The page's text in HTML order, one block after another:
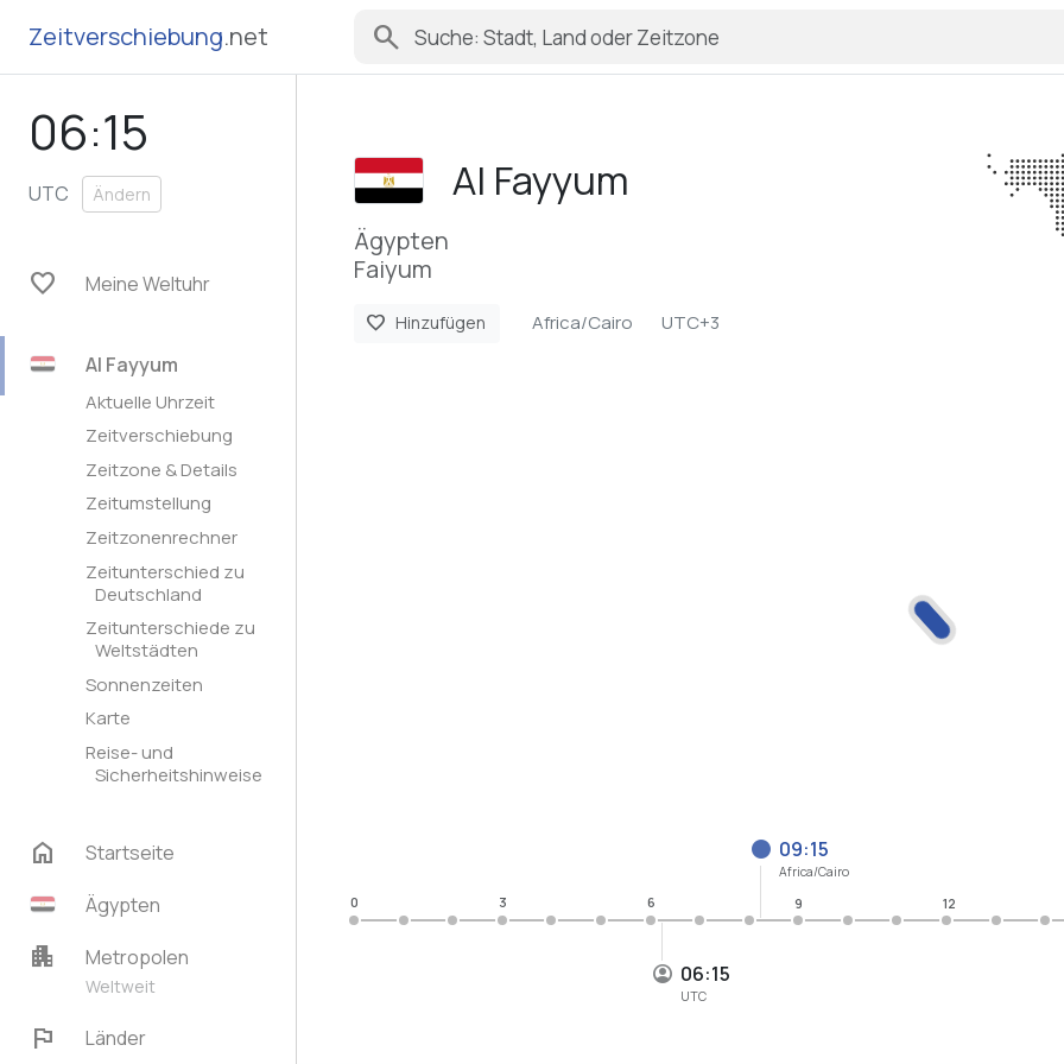
Zeitverschiebung.net search
06:15
UTC Ändern
favorite Meine Weltuhr
Al Fayyum
Aktuelle Uhrzeit
Zeitverschiebung
Zeitzone & Details
Zeitumstellung
Zeitzonenrechner
Zeitunterschied zu
Deutschland
Zeitunterschiede zu
Weltstädten
Sonnenzeiten
Karte
Reise- und
Sicherheitshinweise
home
Startseite
Ägypten
apartment Metropolen
Weltweit
flag Länder
Al Fayyum
Ägypten
Faiyum
favorite Hinzufügen Africa/Cairo UTC+3
06:15
UTC
09:15
Africa/Cairo
0 3 6 9 12